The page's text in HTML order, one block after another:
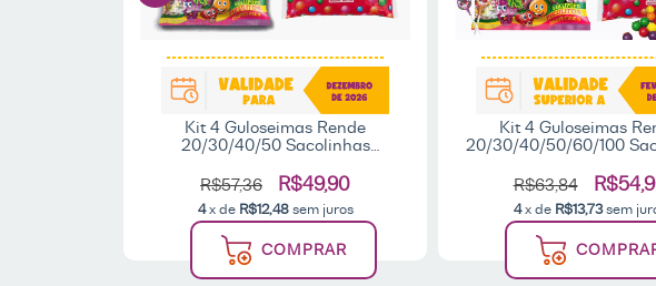
Kit 4 Guloseimas Rende
20/30/40/50 Sacolinhas
Infantil Pipoquinha - Fala Comigo
R$57,36 R$49,90
4 x de R$12,48 sem juros
COMPRAR
Kit 4 Guloseimas
20/30/40/50/60/100
Infantil Salgadinho Bala
Chicle
R$63,84
4 x de R$13,73 sem